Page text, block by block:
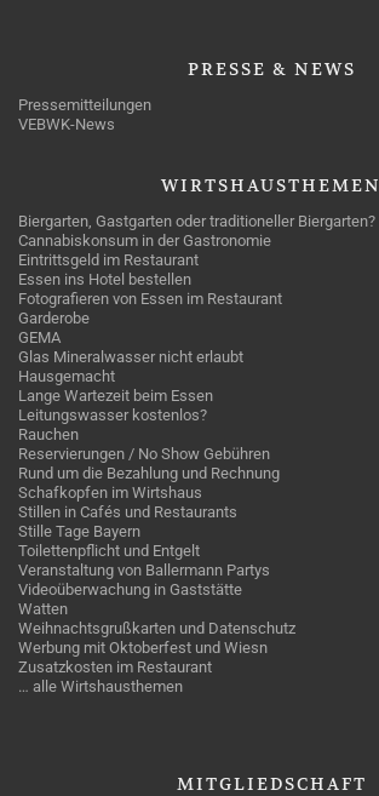
PRESSE & NEWS
Pressemitteilungen
VEBWK-News
WIRTSHAUSTHEMEN
Biergarten, Gastgarten oder traditioneller Biergarten?
Cannabiskonsum in der Gastronomie
Eintrittsgeld im Restaurant
Essen ins Hotel bestellen
Fotografieren von Essen im Restaurant
Garderobe
GEMA
Glas Mineralwasser nicht erlaubt
Hausgemacht
Lange Wartezeit beim Essen
Leitungswasser kostenlos?
Rauchen
Reservierungen / No Show Gebühren
Rund um die Bezahlung und Rechnung
Schafkopfen im Wirtshaus
Stillen in Cafés und Restaurants
Stille Tage Bayern
Toilettenpflicht und Entgelt
Veranstaltung von Ballermann Partys
Videoüberwachung in Gaststätte
Watten
Weihnachtsgrußkarten und Datenschutz
Werbung mit Oktoberfest und Wiesn
Zusatzkosten im Restaurant
… alle Wirtshausthemen
MITGLIEDSCHAFT